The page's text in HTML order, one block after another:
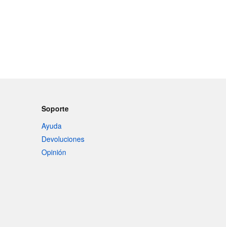
Soporte
Ayuda
Devoluciones
Opinión